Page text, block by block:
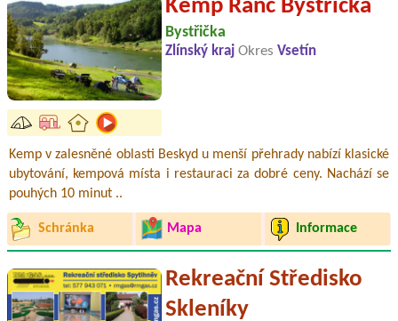
Kemp Ranč Bystřička
Bystřička
Zlínský kraj Okres Vsetín
Kemp v zalesněné oblasti Beskyd u menší přehrady nabízí klasické
ubytování, kempová místa i restauraci za dobré ceny. Nachází se
pouhých 10 minut ..
Schránka Mapa Informace
Rekreační Středisko
Skleníky